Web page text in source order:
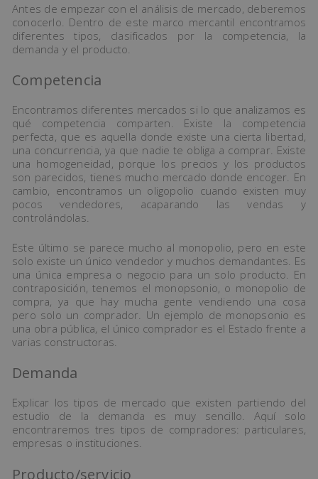
Antes de empezar con el análisis de mercado, deberemos
conocerlo. Dentro de este marco mercantil encontramos
diferentes tipos, clasificados por la competencia, la
demanda y el producto.
Competencia
Encontramos diferentes mercados si lo que analizamos es
qué competencia comparten. Existe la competencia
perfecta, que es aquella donde existe una cierta libertad,
una concurrencia, ya que nadie te obliga a comprar. Existe
una homogeneidad, porque los precios y los productos
son parecidos, tienes mucho mercado donde encoger. En
cambio, encontramos un oligopolio cuando existen muy
pocos vendedores, acaparando las vendas y
controlándolas.
Este último se parece mucho al monopolio, pero en este
solo existe un único vendedor y muchos demandantes. Es
una única empresa o negocio para un solo producto. En
contraposición, tenemos el monopsonio, o monopolio de
compra, ya que hay mucha gente vendiendo una cosa
pero solo un comprador. Un ejemplo de monopsonio es
una obra pública, el único comprador es el Estado frente a
varias constructoras.
Demanda
Explicar los tipos de mercado que existen partiendo del
estudio de la demanda es muy sencillo. Aquí solo
encontraremos tres tipos de compradores: particulares,
empresas o instituciones.
Producto/servicio